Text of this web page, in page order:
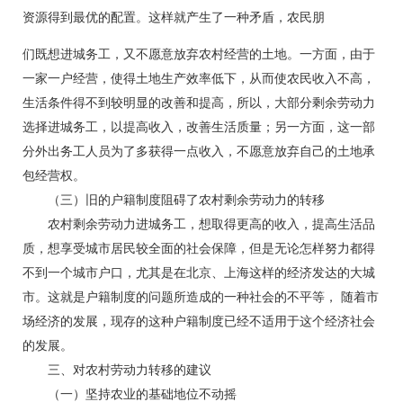
资源得到最优的配置。这样就产生了一种矛盾，农民朋
们既想进城务工，又不愿意放弃农村经营的土地。一方面，由于
一家一户经营，使得土地生产效率低下，从而使农民收入不高，
生活条件得不到较明显的改善和提高，所以，大部分剩余劳动力
选择进城务工，以提高收入，改善生活质量；另一方面，这一部
分外出务工人员为了多获得一点收入，不愿意放弃自己的土地承
包经营权。
（三）旧的户籍制度阻碍了农村剩余劳动力的转移
农村剩余劳动力进城务工，想取得更高的收入，提高生活品
质，想享受城市居民较全面的社会保障，但是无论怎样努力都得
不到一个城市户口，尤其是在北京、上海这样的经济发达的大城
市。这就是户籍制度的问题所造成的一种社会的不平等， 随着市
场经济的发展，现存的这种户籍制度已经不适用于这个经济社会
的发展。
三、对农村劳动力转移的建议
（一）坚持农业的基础地位不动摇